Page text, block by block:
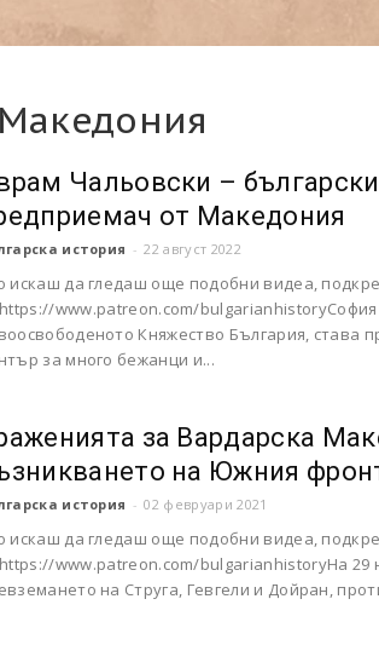
Чальовски –
от Македония
история - 22 август 2022
искаш да гледаш още подобни видеа,
https://www.patreon.com/bulgarianhistoryСофия
Княжество България, става
за много бежанци и...
за Вардарска
на Южния
история - 02 февруари 2021
искаш да гледаш още подобни видеа,
https://www.patreon.com/bulgarianhistory​На 29
на Струга, Гевгели и Дойран,